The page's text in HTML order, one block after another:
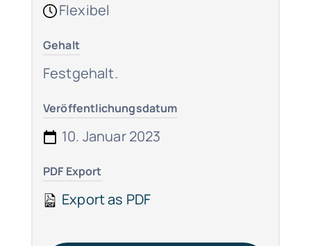
Flexibel
Gehalt
Festgehalt.
Veröffentlichungsdatum
10. Januar 2023
PDF Export
Export as PDF